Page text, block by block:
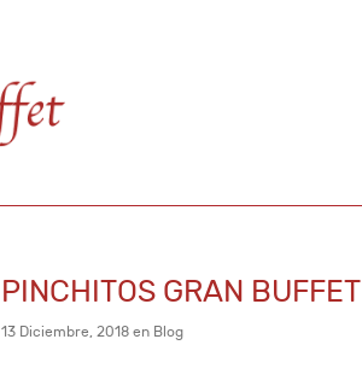
PINCHITOS GRAN
13 Diciembre, 2018 en Blog